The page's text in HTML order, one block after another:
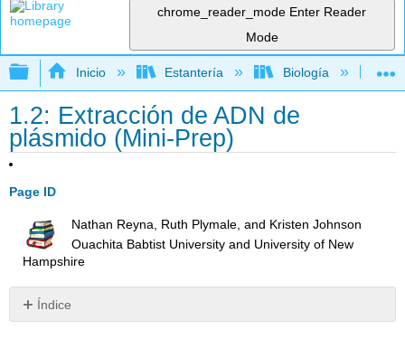
chrome_reader_mode Enter Reader
Mode
Expandir/contraer jerarquía global
Inicio Estantería Biología
1.2: Extracción de ADN de
plásmido (Mini-Prep)
Page ID
Nathan Reyna, Ruth Plymale, and Kristen Johnson
Ouachita Babtist University and University of New
Hampshire
Índice